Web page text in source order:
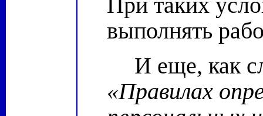
При таких
выполнять
И еще, как
«Правилах